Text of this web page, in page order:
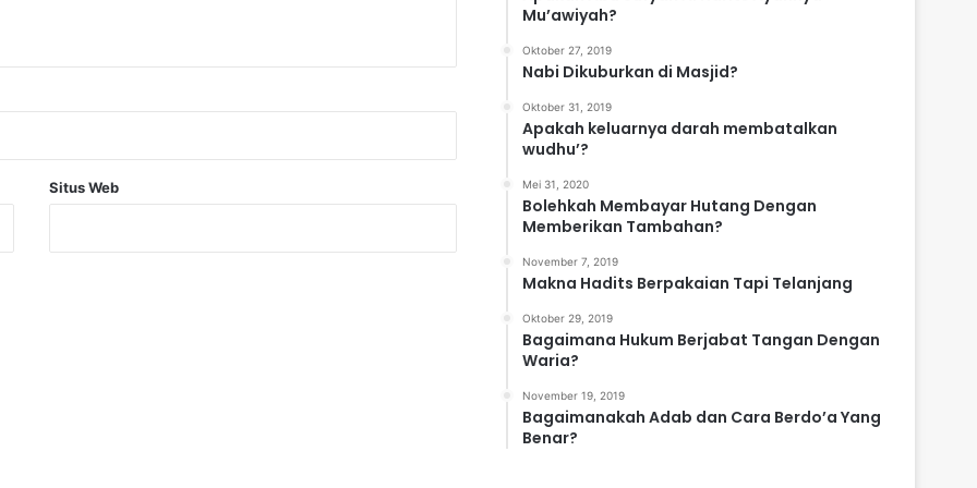
Situs Web
Mu’awiyah?
Oktober 27, 2019
Nabi Dikuburkan di Masjid?
Oktober 31, 2019
Apakah keluarnya darah membatalkan
wudhu’?
Mei 31, 2020
Bolehkah Membayar Hutang Dengan
Memberikan Tambahan?
November 7, 2019
Makna Hadits Berpakaian Tapi Telanjang
Oktober 29, 2019
Bagaimana Hukum Berjabat Tangan Dengan
Waria?
November 19, 2019
Bagaimanakah Adab dan Cara Berdo’a Yang
Benar?